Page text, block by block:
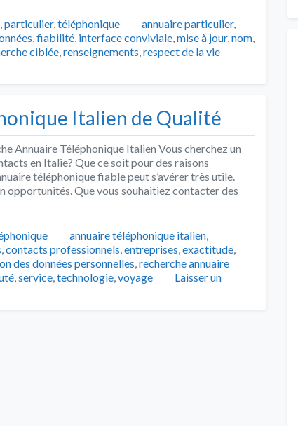
,particulier,téléphonique Tags
annuaire particulier,
,fiabilité, interface conviviale,mise à jour,nom,
ciblée,renseignements,respect de la vie
Italien de Qualité
Annuaire Téléphonique Italien Vous cherchez un
en Italie? Que ce soit pour des raisons
téléphonique fiable peut s’avérer très utile.
opportunités. Que vous souhaitiez contacter des
Tags
annuaire téléphonique italien,
,contacts professionnels,entreprises,exactitude,
des données personnelles,recherche annuaire
,service,technologie,voyage
Laisser un